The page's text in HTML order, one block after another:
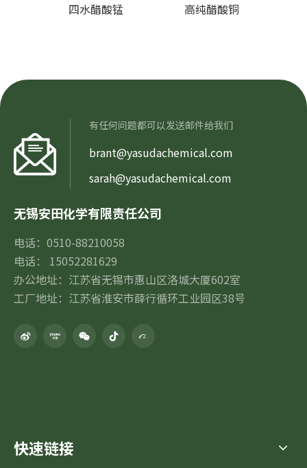
四水醋酸锰 高纯醋酸铜
有任何问题都可以发送邮件给我们
brant@yasudachemical.com
sarah@yasudachemical.com
无锡安田化学有限责任公司
电话：0510-88210058
电话： 15052281629
办公地址：江苏省无锡市惠山区洛城大厦602室
工厂地址：江苏省淮安市薛行循环工业园区38号
快速链接